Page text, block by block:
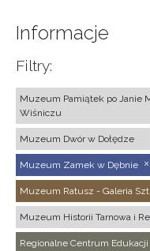
Informacje
Filtry:
Muzeum Pamiątek po Janie
Wiśniczu
Muzeum Dwór w Dołędze
Muzeum Zamek w Dębnie
Muzeum Ratusz - Galeria
Muzeum Historii Tarnowa i
Regionalne Centrum